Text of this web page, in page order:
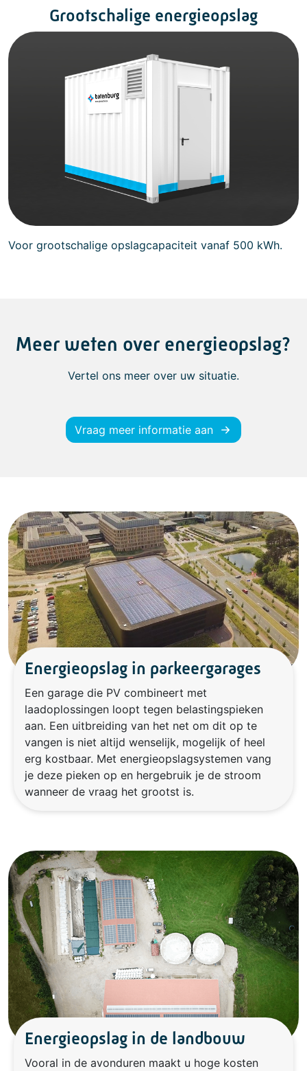
Grootschalige energieopslag
Voor grootschalige opslagcapaciteit vanaf 500 kWh.
Meer weten over energieopslag?
Vertel ons meer over uw situatie.
Vraag meer informatie aan
Energieopslag in parkeergarages
Een garage die PV combineert met
laadoplossingen loopt tegen belastingspieken
aan. Een uitbreiding van het net om dit op te
vangen is niet altijd wenselijk, mogelijk of heel
erg kostbaar. Met energieopslagsystemen vang
je deze pieken op en hergebruik je de stroom
wanneer de vraag het grootst is.
Energieopslag in de landbouw
Vooral in de avonduren maakt u hoge kosten